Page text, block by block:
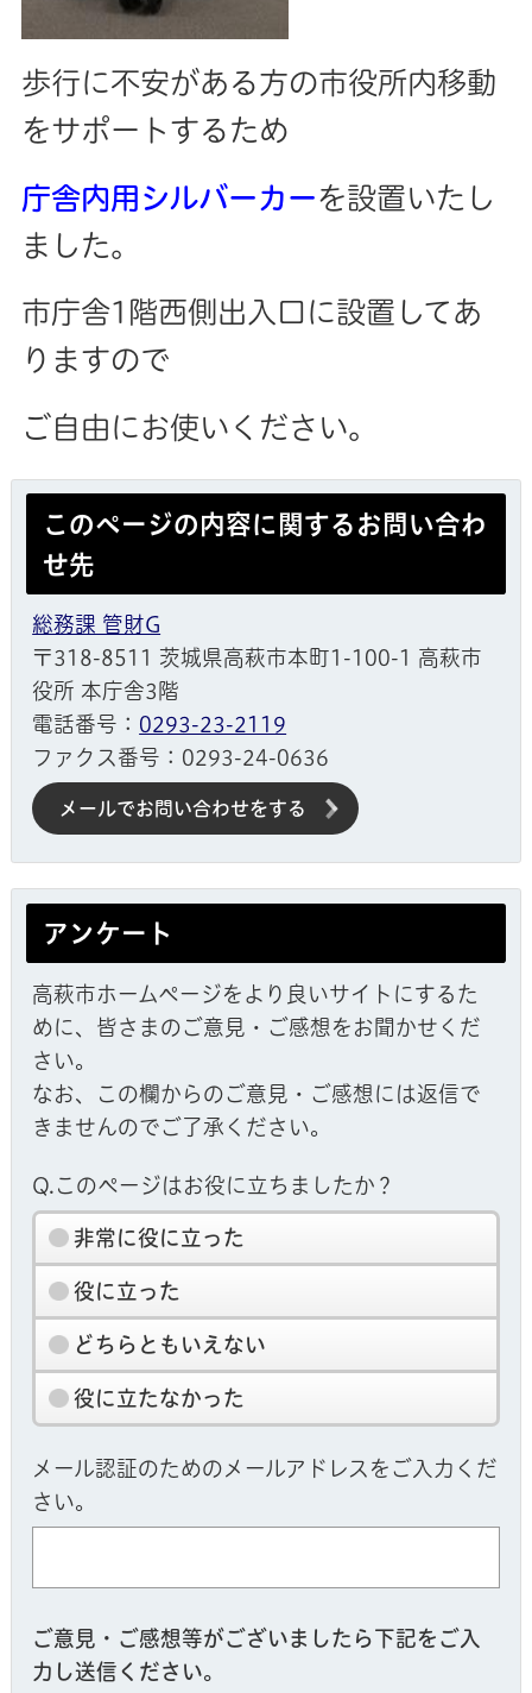
歩行に不安がある方の市役所内移動
をサポートするため
庁舎内用シルバーカーを設置いたし
ました。
市庁舎1階西側出入口に設置してあ
りますので
ご自由にお使いください。
このページの内容に関するお問い合わ
せ先
総務課 管財G
〒318-8511 茨城県高萩市本町1-100-1 高萩市
役所 本庁舎3階
電話番号： 0293-23-2119
ファクス番号：0293-24-0636
メールでお問い合わせをする
アンケート
高萩市ホームページをより良いサイトにするた
めに、皆さまのご意見・ご感想をお聞かせくだ
さい。
なお、この欄からのご意見・ご感想には返信で
きませんのでご了承ください。
Q.このページはお役に立ちましたか？
非常に役に立った
役に立った
どちらともいえない
役に立たなかった
メール認証のためのメールアドレスをご入力くだ
さい。
ご意見・ご感想等がございましたら下記をご入
力し送信ください。